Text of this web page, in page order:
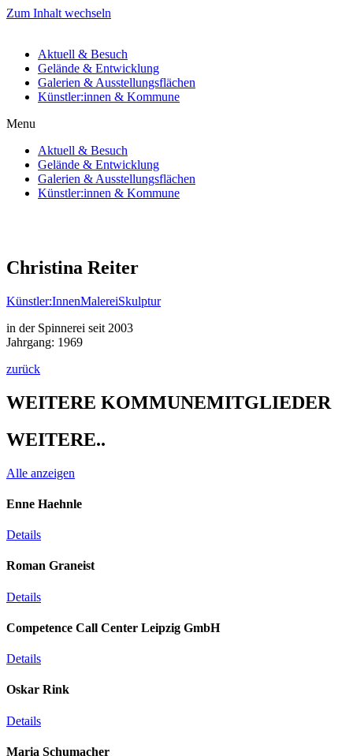
Zum Inhalt wechseln
Aktuell & Besuch
Gelände & Entwicklung
Galerien & Ausstellungsflächen
Künstler:innen & Kommune
Menu
Aktuell & Besuch
Gelände & Entwicklung
Galerien & Ausstellungsflächen
Künstler:innen & Kommune
Christina Reiter
Künstler:InnenMalereiSkulptur
in der Spinnerei seit 2003
Jahrgang: 1969
zurück
WEITERE KOMMUNEMITGLIEDER​
WEITERE..​
Alle anzeigen
Enne Haehnle
Details
Roman Graneist
Details
Competence Call Center Leipzig GmbH
Details
Oskar Rink
Details
Maria Schumacher